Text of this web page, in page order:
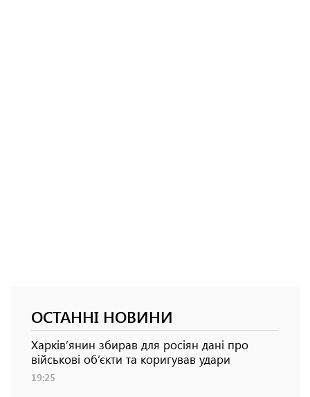
ОСТАННІ НОВИНИ
Харків’янин збирав для росіян дані про
військові об’єкти та коригував удари
19:25